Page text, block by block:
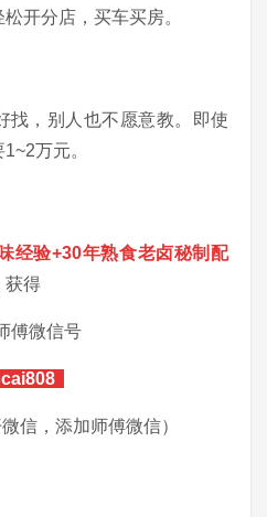
开分店，买车买房。
找，别人也不愿意教。即使
万元。
经验+30年熟食老卤秘制配
获得
傅微信号
信，添加师傅微信）